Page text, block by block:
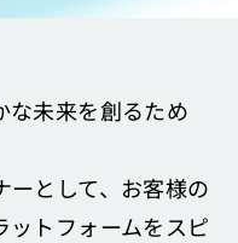
な未来を創るため
として、お客様の
ット フォームをスピ